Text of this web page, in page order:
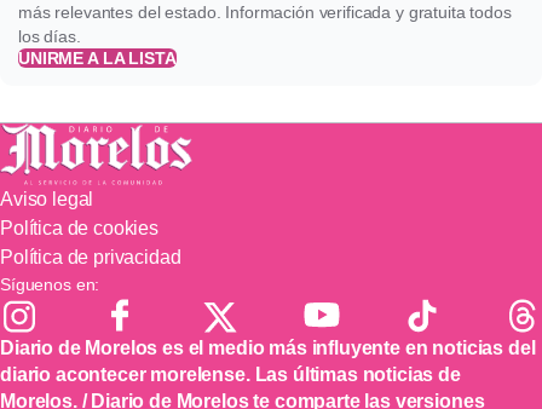
más relevantes del estado. Información verificada y gratuita todos
los días.
UNIRME A LA LISTA
Aviso legal
Política de cookies
Política de privacidad
Síguenos en:
Diario de Morelos es el medio más influyente en noticias del
diario acontecer morelense. Las últimas noticias de
Morelos. / Diario de Morelos te comparte las versiones